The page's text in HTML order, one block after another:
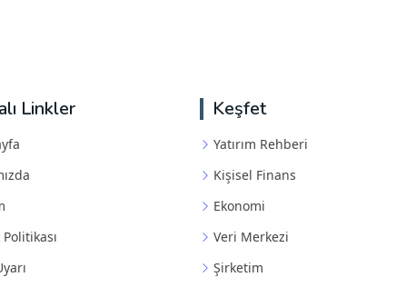
Linkler Keşfet
Yatırım Rehberi
Kişisel Finans
Ekonomi
Veri Merkezi
Şirketim